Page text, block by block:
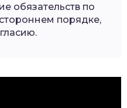
обязательств по
порядке,